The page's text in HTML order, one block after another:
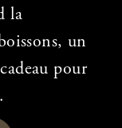
la
un
pour